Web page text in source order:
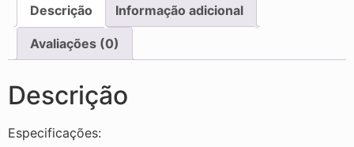
Descrição Informação adicional
Avaliações (0)
Descrição
Especificações: